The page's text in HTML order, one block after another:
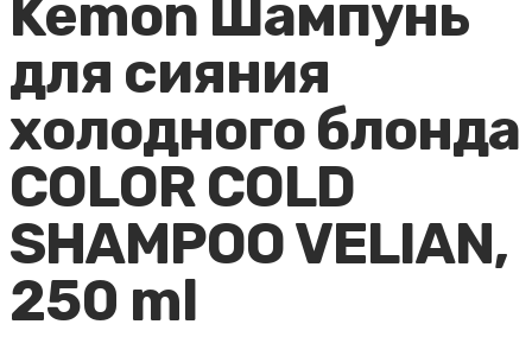
Kemon Шампунь
для сияния
холодного блонда
COLOR COLD
SHAMPOO VELIAN,
250 ml